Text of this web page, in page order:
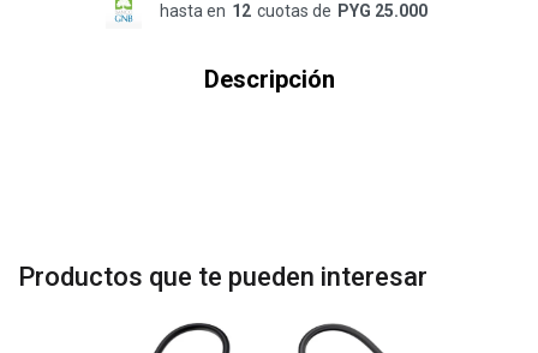
hasta en 12 cuotas de PYG 25.000
Descripción
Productos que te pueden interesar